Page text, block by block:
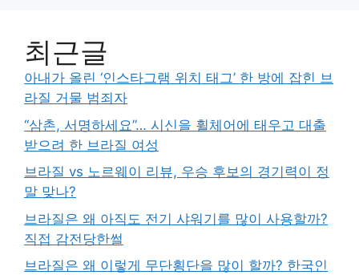
최근글
아내가 올린 ‘인스타그램 위치 태그’ 한 방에 잡힌 브
라질 거물 범죄자
“삼촌, 서명하세요”… 시신을 휠체어에 태우고 대출
받으려 한 브라질 여성
브라질 vs 노르웨이 리뷰, 우승 후보의 경기력이 정
말 맞나?
브라질은 왜 아직도 전기 샤워기를 많이 사용할까?
직접 감전당한썰
브라질은 왜 이렇게 무단횡단을 많이 할까? 한국인